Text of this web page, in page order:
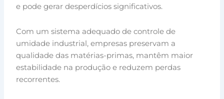
e pode gerar desperdícios significativos.
Com um sistema adequado de controle de
umidade industrial, empresas preservam a
qualidade das matérias-primas, mantêm maior
estabilidade na produção e reduzem perdas
recorrentes.